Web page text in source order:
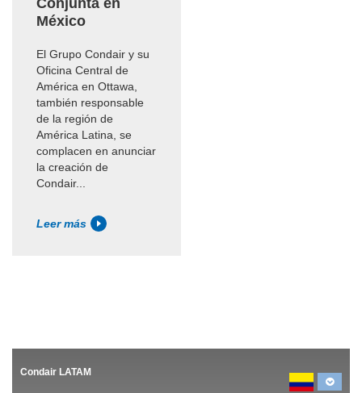
México
El Grupo Condair y su
Oficina Central de
América en Ottawa,
también responsable
de la región de
América Latina, se
complacen en anunciar
la creación de
Condair...
Leer más
Condair LATAM